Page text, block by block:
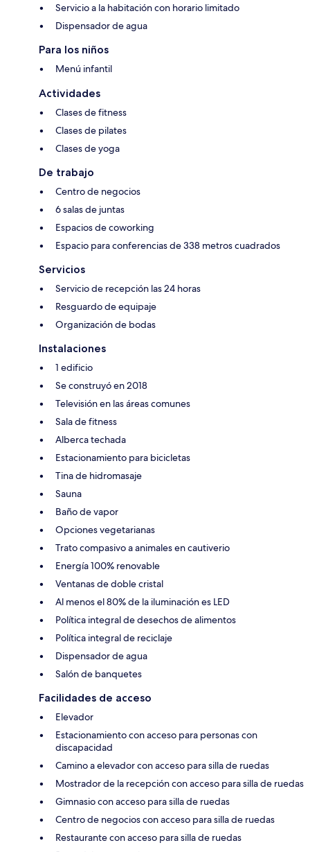
Servicio a la habitación con horario limitado
Dispensador de agua
Para los niños
Menú infantil
Actividades
Clases de fitness
Clases de pilates
Clases de yoga
De trabajo
Centro de negocios
6 salas de juntas
Espacios de coworking
Espacio para conferencias de 338 metros cuadrados
Servicios
Servicio de recepción las 24 horas
Resguardo de equipaje
Organización de bodas
Instalaciones
1 edificio
Se construyó en 2018
Televisión en las áreas comunes
Sala de fitness
Alberca techada
Estacionamiento para bicicletas
Tina de hidromasaje
Sauna
Baño de vapor
Opciones vegetarianas
Trato compasivo a animales en cautiverio
Energía 100% renovable
Ventanas de doble cristal
Al menos el 80% de la iluminación es LED
Política integral de desechos de alimentos
Política integral de reciclaje
Dispensador de agua
Salón de banquetes
Facilidades de acceso
Elevador
Estacionamiento con acceso para personas con
discapacidad
Camino a elevador con acceso para silla de ruedas
Mostrador de la recepción con acceso para silla de ruedas
Gimnasio con acceso para silla de ruedas
Centro de negocios con acceso para silla de ruedas
Restaurante con acceso para silla de ruedas